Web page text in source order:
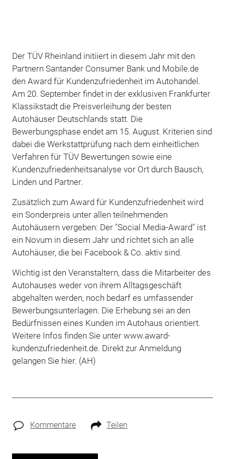
Der TÜV Rheinland initiiert in diesem Jahr mit den
Partnern Santander Consumer Bank und Mobile.de
den Award für Kundenzufriedenheit im Autohandel.
Am 20. September findet in der exklusiven Frankfurter
Klassikstadt die Preisverleihung der besten
Autohäuser Deutschlands statt. Die
Bewerbungsphase endet am 15. August. Kriterien sind
dabei die Werkstattprüfung nach dem einheitlichen
Verfahren für TÜV Bewertungen sowie eine
Kundenzufriedenheitsanalyse vor Ort durch Bausch,
Linden und Partner.
Zusätzlich zum Award für Kundenzufriedenheit wird
ein Sonderpreis unter allen teilnehmenden
Autohäusern vergeben: Der "Social Media-Award" ist
ein Novum in diesem Jahr und richtet sich an alle
Autohäuser, die bei Facebook & Co. aktiv sind.
Wichtig ist den Veranstaltern, dass die Mitarbeiter des
Autohauses weder von ihrem Alltagsgeschäft
abgehalten werden, noch bedarf es umfassender
Bewerbungsunterlagen. Die Erhebung sei an den
Bedürfnissen eines Kunden im Autohaus orientiert.
Weitere Infos finden Sie unter www.award-
kundenzufriedenheit.de. Direkt zur Anmeldung
gelangen Sie hier. (AH)
Kommentare Teilen